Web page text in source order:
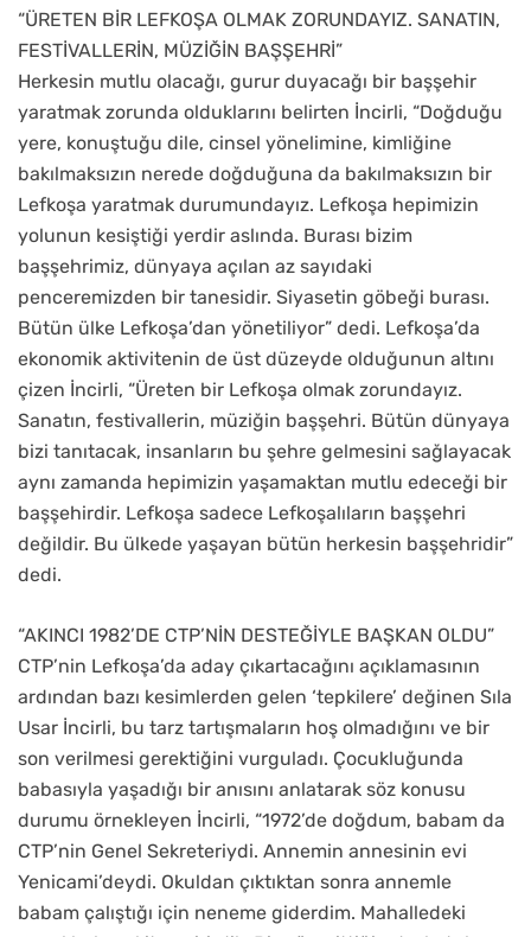
“ÜRETEN BİR LEFKOŞA OLMAK ZORUNDAYIZ. SANATIN,
FESTİVALLERİN, MÜZİĞİN BAŞŞEHRİ”
Herkesin mutlu olacağı, gurur duyacağı bir başşehir
yaratmak zorunda olduklarını belirten İncirli, “Doğduğu
yere, konuştuğu dile, cinsel yönelimine, kimliğine
bakılmaksızın nerede doğduğuna da bakılmaksızın bir
Lefkoşa yaratmak durumundayız. Lefkoşa hepimizin
yolunun kesiştiği yerdir aslında. Burası bizim
başşehrimiz, dünyaya açılan az sayıdaki
penceremizden bir tanesidir. Siyasetin göbeği burası.
Bütün ülke Lefkoşa’dan yönetiliyor” dedi. Lefkoşa’da
ekonomik aktivitenin de üst düzeyde olduğunun altını
çizen İncirli, “Üreten bir Lefkoşa olmak zorundayız.
Sanatın, festivallerin, müziğin başşehri. Bütün dünyaya
bizi tanıtacak, insanların bu şehre gelmesini sağlayacak
aynı zamanda hepimizin yaşamaktan mutlu edeceği bir
başşehirdir. Lefkoşa sadece Lefkoşalıların başşehri
değildir. Bu ülkede yaşayan bütün herkesin başşehridir”
dedi.
“AKINCI 1982’DE CTP’NİN DESTEĞİYLE BAŞKAN OLDU”
CTP’nin Lefkoşa’da aday çıkartacağını açıklamasının
ardından bazı kesimlerden gelen ‘tepkilere’ değinen Sıla
Usar İncirli, bu tarz tartışmaların hoş olmadığını ve bir
son verilmesi gerektiğini vurguladı. Çocukluğunda
babasıyla yaşadığı bir anısını anlatarak söz konusu
durumu örnekleyen İncirli, “1972’de doğdum, babam da
CTP’nin Genel Sekreteriydi. Annemin annesinin evi
Yenicami’deydi. Okuldan çıktıktan sonra annemle
babam çalıştığı için neneme giderdim. Mahalledeki